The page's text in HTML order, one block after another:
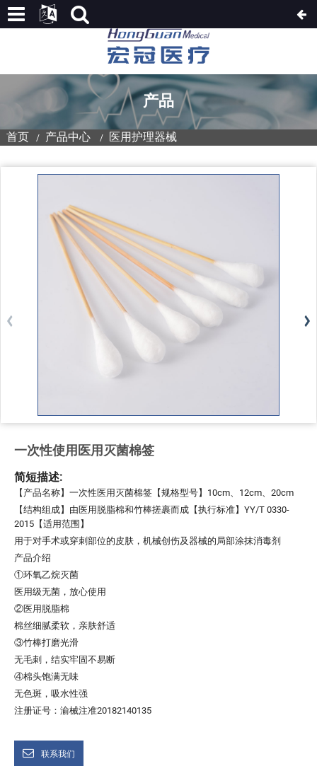
产品
首页 产品中心 医用护理器械
一次性使用医用灭菌棉签
简短描述:
【产品名称】一次性医用灭菌棉签【规格型号】10cm、12cm、20cm
【结构组成】由医用脱脂棉和竹棒搓裹而成【执行标准】YY/T 0330-
2015【适用范围】
用于对手术或穿刺部位的皮肤，机械创伤及器械的局部涂抹消毒剂
产品介绍
①环氧乙烷灭菌
医用级无菌，放心使用
②医用脱脂棉
棉丝细腻柔软，亲肤舒适
③竹棒打磨光滑
无毛刺，结实牢固不易断
④棉头饱满无味
无色斑，吸水性强
注册证号：渝械注准20182140135
联系我们